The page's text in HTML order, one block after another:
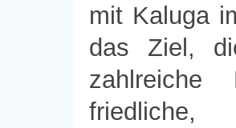
mit Kaluga
das Ziel,
zahlreiche
friedliche,